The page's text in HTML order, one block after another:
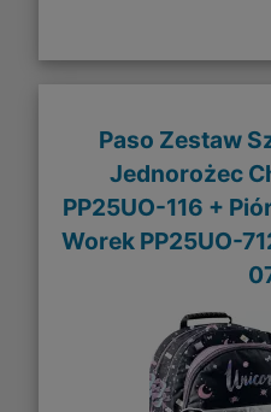
Paso Zestaw
Jednorożec
PP25UO-116 +
Worek PP25UO-